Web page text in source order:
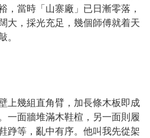
，當時「山寨廠」已日漸零落，
大，採光充足，幾個師傅就着天
上幾組直角臂，加長條木板即成
一面牆堆滿木鞋楦，另一面則履
踭等，亂中有序。他叫我先從架